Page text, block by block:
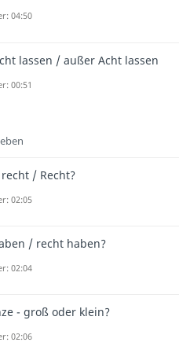
04:50
lassen / außer Acht lassen
00:51
/ Recht?
02:05
/ recht haben?
02:04
- groß oder klein?
02:06